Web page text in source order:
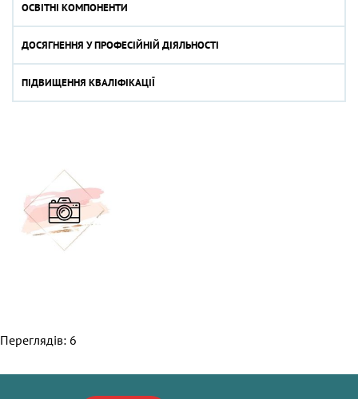
ОСВІТНІ КОМПОНЕНТИ
ДОСЯГНЕННЯ У ПРОФЕСІЙНІЙ ДІЯЛЬНОСТІ
ПІДВИЩЕННЯ КВАЛІФІКАЦІЇ
Переглядів: 6